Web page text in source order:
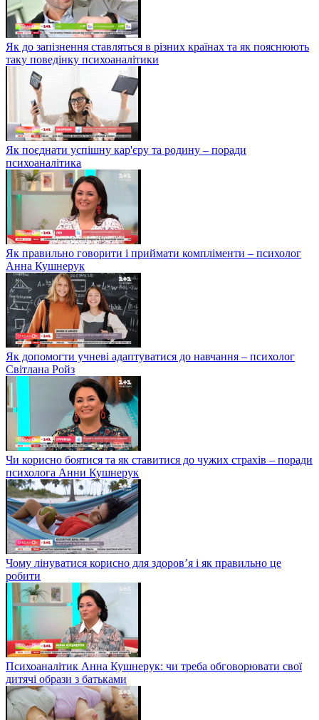
Як до запізнення ставляться в різних країнах та як пояснюють
таку поведінку психоаналітики
Як поєднати успішну кар'єру та родину – поради
психоаналітика
Як правильно говорити і приймати компліменти – психолог
Анна Кушнерук
Як допомогти учневі адаптуватися до навчання – психолог
Світлана Ройз
Чи корисно боятися та як ставитися до чужих страхів – поради
психолога Анни Кушнерук
Чому лінуватися корисно для здоров’я і як правильно це
робити
Психоаналітик Анна Кушнерук: чи треба обговорювати свої
дитячі образи з батьками